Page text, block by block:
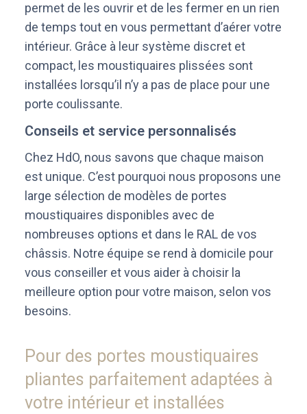
permet de les ouvrir et de les fermer en un rien
de temps tout en vous permettant d’aérer votre
intérieur. Grâce à leur système discret et
compact, les moustiquaires plissées sont
installées lorsqu’il n’y a pas de place pour une
porte coulissante.
Conseils et service personnalisés
Chez HdO, nous savons que chaque maison
est unique. C’est pourquoi nous proposons une
large sélection de modèles de portes
moustiquaires disponibles avec de
nombreuses options et dans le RAL de vos
châssis. Notre équipe se rend à domicile pour
vous conseiller et vous aider à choisir la
meilleure option pour votre maison, selon vos
besoins.
Pour des portes moustiquaires
pliantes parfaitement adaptées à
votre intérieur et installées